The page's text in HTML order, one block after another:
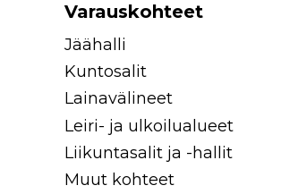
Varauskohteet
Jäähalli
Kuntosalit
Lainavälineet
Leiri- ja ulkoilualueet
Liikuntasalit ja -hallit
Muut kohteet